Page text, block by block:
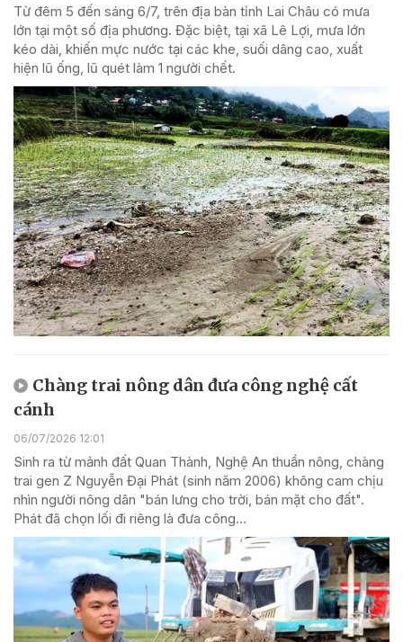
Từ đêm 5 đến sáng 6/7, trên địa bàn tỉnh Lai Châu có mưa
lớn tại một số địa phương. Đặc biệt, tại xã Lê Lợi, mưa lớn
kéo dài, khiến mực nước tại các khe, suối dâng cao, xuất
hiện lũ ống, lũ quét làm 1 người chết.
Chàng trai nông dân đưa công nghệ cất
cánh
06/07/2026 12:01
Sinh ra từ mảnh đất Quan Thành, Nghệ An thuần nông, chàng
trai gen Z Nguyễn Đại Phát (sinh năm 2006) không cam chịu
nhìn người nông dân "bán lưng cho trời, bán mặt cho đất".
Phát đã chọn lối đi riêng là đưa công...